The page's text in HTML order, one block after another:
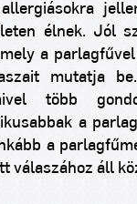
élnek. Jól
a
mutatja
több
a
a
válaszához áll